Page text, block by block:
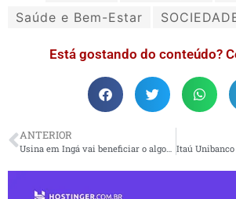
Saúde e Bem-Estar
Está gostando do conteúdo?
ANTERIOR